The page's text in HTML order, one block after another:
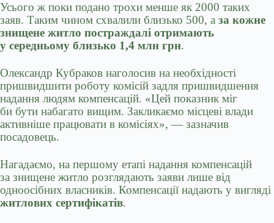
Усього ж поки подано трохи менше як 2000 таких
заяв. Таким чином схвалили близько 500, а за кожне
знищене житло постраждалі отримають
у середньому близько 1,4 млн грн.
Олександр Кубраков наголосив на необхідності
пришвидшити роботу комісій задля пришвидшення
надання людям компенсацій. «Цей показник міг
би бути набагато вищим. Закликаємо місцеві влади
активніше працювати в комісіях», — зазначив
посадовець.
Нагадаємо, на першому етапі надання компенсацій
за знищене житло розглядають заяви лише від
одноосібних власників. Компенсації надають у вигляді
житлових сертифікатів.